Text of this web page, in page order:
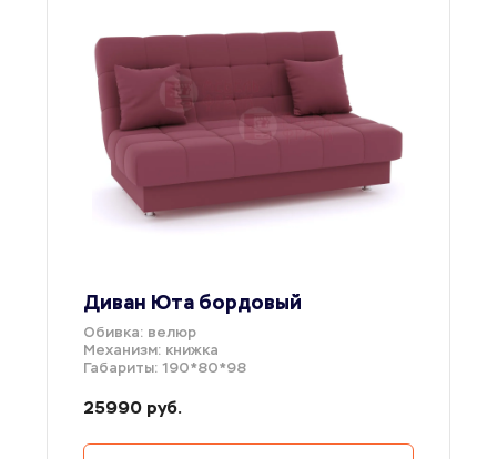
Диван Юта бордовый
Обивка: велюр
Механизм: книжка
Габариты: 190*80*98
25990 руб.